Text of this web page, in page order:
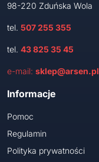
98-220 Zduńska Wola
tel. 507 255 355
tel. 43 825 35 45
e-mail: sklep@arsen.pl
Informacje
Pomoc
Regulamin
Polityka prywatności